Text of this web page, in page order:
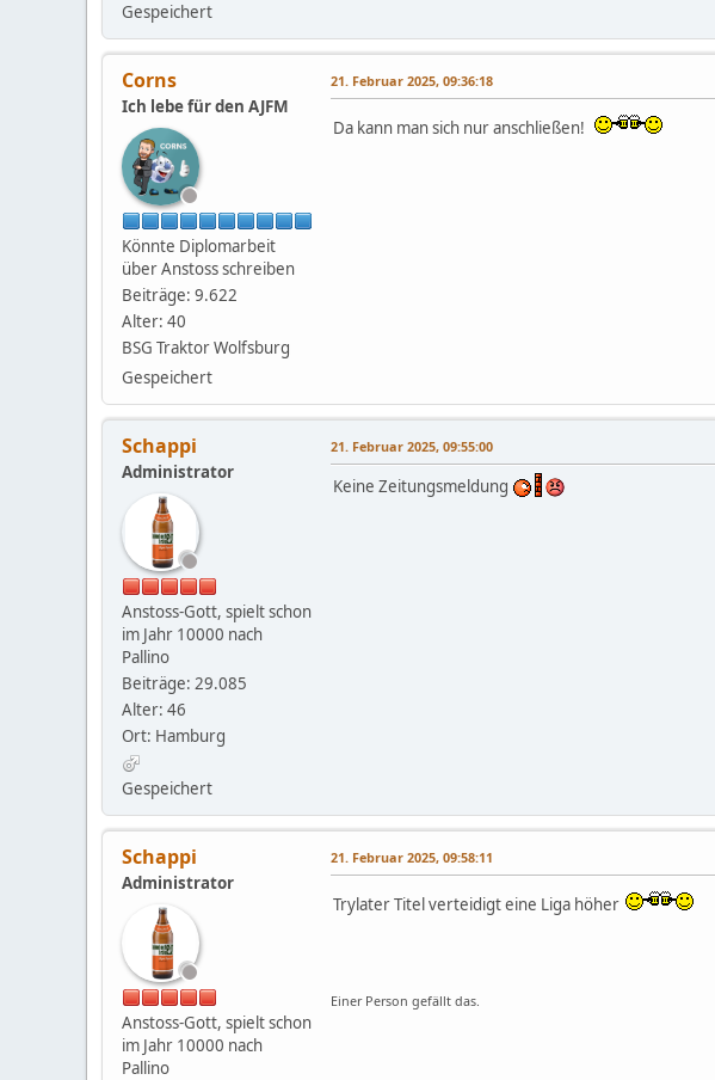
Gespeichert
Corns
Ich lebe für den AJFM
Könnte Diplomarbeit
über Anstoss schreiben
Beiträge: 9.622
Alter: 40
BSG Traktor Wolfsburg
Gespeichert
21. Februar 2025, 09:36:18
Da kann man sich nur anschließen!
Schappi
Administrator
Anstoss-Gott, spielt schon
im Jahr 10000 nach
Pallino
Beiträge: 29.085
Alter: 46
Ort: Hamburg
Gespeichert
21. Februar 2025, 09:55:00
Keine Zeitungsmeldung
Schappi
Administrator
Anstoss-Gott, spielt schon
im Jahr 10000 nach
Pallino
21. Februar 2025, 09:58:11
Trylater Titel verteidigt eine Liga höher
Einer Person gefällt das.